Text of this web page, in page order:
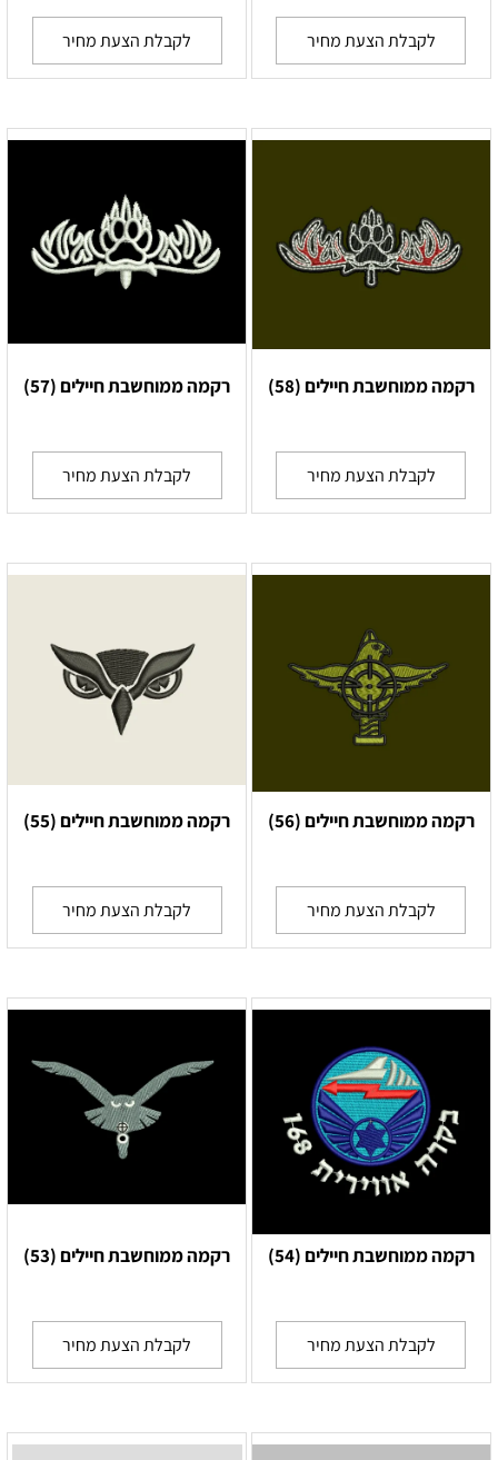
לקבלת הצעת מחיר לקבלת הצעת מחיר
רקמה ממוחשבת חיילים (58)
לקבלת הצעת מחיר
רקמה ממוחשבת חיילים (57)
לקבלת הצעת מחיר
רקמה ממוחשבת חיילים (56)
לקבלת הצעת מחיר
רקמה ממוחשבת חיילים (55)
לקבלת הצעת מחיר
רקמה ממוחשבת חיילים (54)
לקבלת הצעת מחיר
רקמה ממוחשבת חיילים (53)
לקבלת הצעת מחיר